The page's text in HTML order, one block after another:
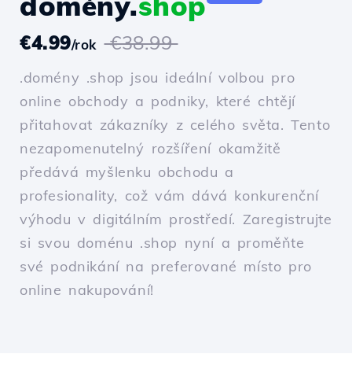
€4.99/rok €38.99
.domény .shop jsou ideální volbou pro
online obchody a podniky, které chtějí
přitahovat zákazníky z celého světa. Tento
nezapomenutelný rozšíření okamžitě
předává myšlenku obchodu a
profesionality, což vám dává konkurenční
výhodu v digitálním prostředí. Zaregistrujte
si svou doménu .shop nyní a proměňte
své podnikání na preferované místo pro
online nakupování!